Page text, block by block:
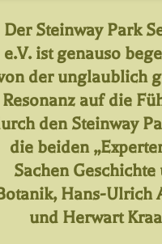
Der Steinway Park
e.V. ist genauso
der unglaublich
Resonanz auf die
den Steinway
die beiden
Sachen Geschichte
Hans-Ulrich
und Herwart